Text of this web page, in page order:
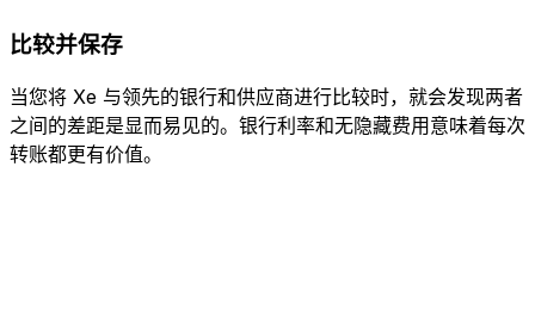
比较并保存
当您将 Xe 与领先的银行和供应商进行比较时，就会发现两者
之间的差距是显而易见的。银行利率和无隐藏费用意味着每次
转账都更有价值。